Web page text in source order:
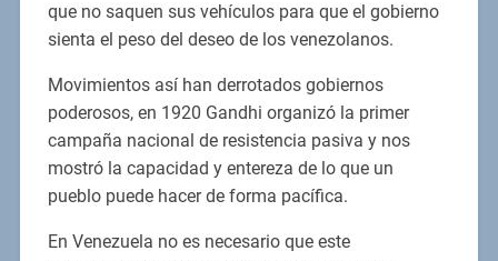
que no saquen sus vehículos para que el gobierno
sienta el peso del deseo de los venezolanos.
Movimientos así han derrotados gobiernos
poderosos, en 1920 Gandhi organizó la primer
campaña nacional de resistencia pasiva y nos
mostró la capacidad y entereza de lo que un
pueblo puede hacer de forma pacífica.
En Venezuela no es necesario que este